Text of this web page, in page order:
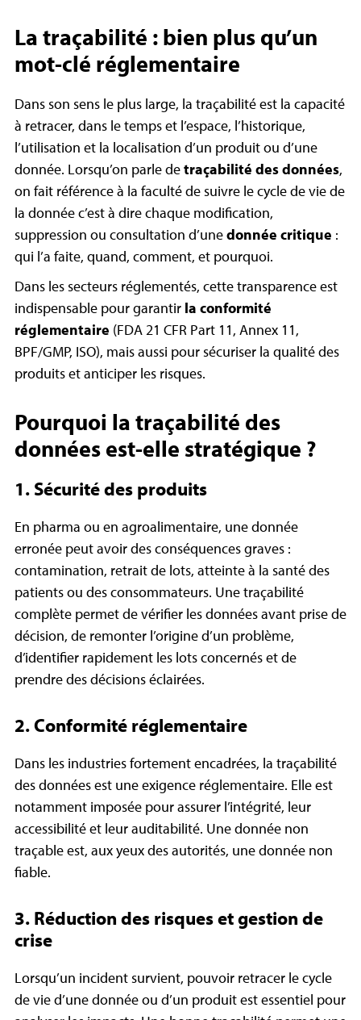
La traçabilité : bien plus qu’un
mot-clé réglementaire
Dans son sens le plus large, la traçabilité est la capacité
à retracer, dans le temps et l’espace, l’historique,
l’utilisation et la localisation d’un produit ou d’une
donnée. Lorsqu’on parle detraçabilité des données,
on fait référence à la faculté de suivre le cycle de vie de
la donnée c’est à dire chaque modification,
suppression ou consultation d’unedonnée critique :
qui l’a faite, quand, comment, et pourquoi.
Dans les secteurs réglementés, cette transparence est
indispensable pour garantir la conformité
réglementaire (FDA 21 CFR Part 11, Annex 11,
BPF/GMP, ISO), mais aussi pour sécuriser la qualité des
produits et anticiper les risques.
Pourquoi la traçabilité des
données est-elle stratégique ?
1. Sécurité des produits
En pharma ou en agroalimentaire, une donnée
erronée peut avoir des conséquences graves :
contamination, retrait de lots, atteinte à la santé des
patients ou des consommateurs. Une traçabilité
complète permet de vérifier les données avant prise de
décision, de remonter l’origine d’un problème,
d’identifier rapidement les lots concernés et de
prendre des décisions éclairées.
2. Conformité réglementaire
Dans les industries fortement encadrées, la traçabilité
des données est une exigence réglementaire. Elle est
notamment imposée pour assurer l’intégrité, leur
accessibilité et leur auditabilité. Une donnée non
traçable est, aux yeux des autorités, une donnée non
fiable.
3. Réduction des risques et gestion de
crise
Lorsqu’un incident survient, pouvoir retracer le cycle
de vie d’une donnée ou d’un produit est essentiel pour